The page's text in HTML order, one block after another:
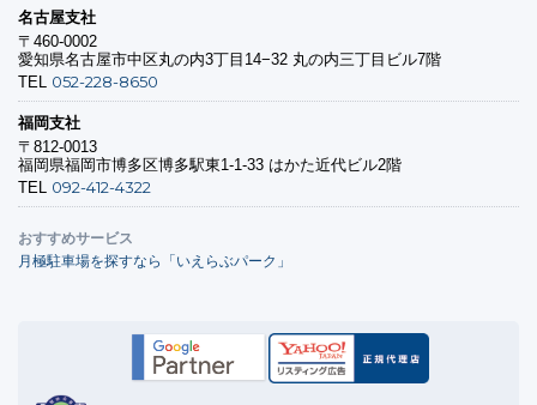
名古屋支社
〒460-0002
愛知県名古屋市中区丸の内3丁目14−32 丸の内三丁目ビル7階
TEL 052-228-8650
福岡支社
〒812-0013
福岡県福岡市博多区博多駅東1-1-33 はかた近代ビル2階
TEL 092-412-4322
おすすめサービス
月極駐車場を探すなら「いえらぶパーク」